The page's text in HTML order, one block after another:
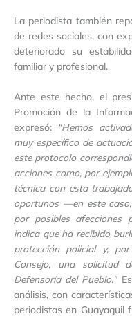
La periodista también
de redes sociales, con
deteriorado su
familiar y profesional.
Ante este hecho, el
Promoción de la
expresó: “Hemos
muy específico de
este protocolo
acciones como, por
técnica con esta
oportunos —en este
por posibles afecciones
indica que ha recibido
protección policial y,
Consejo, una solicitud
Defensoría del Pueblo.”
análisis, con
periodistas en Guayaquil